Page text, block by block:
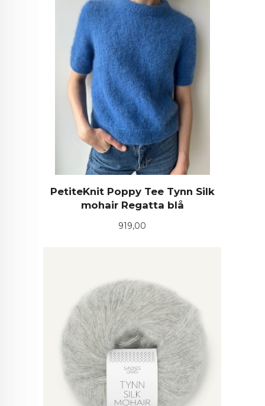
PetiteKnit Poppy Tee Tynn Silk
mohair Regatta blå
Pris
919,00